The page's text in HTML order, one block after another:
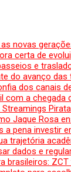
novas
certa de
e
do avanço
dos canais
a chegada
Jaque Rosa
a pena investir
trajetória
dados e
brasileiros: